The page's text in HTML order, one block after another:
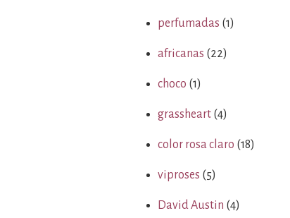
perfumadas (1)
africanas (22)
choco (1)
grassheart (4)
color rosa claro (18)
viproses (5)
David Austin (4)